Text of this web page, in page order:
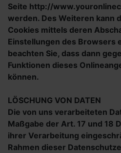
Seite http://
werden. Des Weiteren kann
Cookies mittels deren
Einstellungen des Browsers
beachten Sie, dass dann
Funktionen dieses
können.
LÖSCHUNG VON DATEN
Die von uns verarbeiteten
Maßgabe der Art. 17 und 18
ihrer Verarbeitung
Rahmen dieser